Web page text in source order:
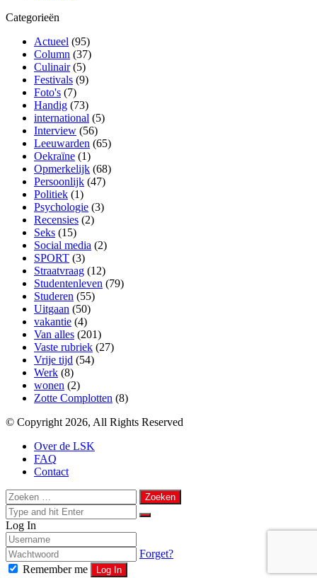
Categorieën
Actueel (95)
Column (37)
Culinair(5)
Festivals (9)
Foto's (7)
Handig (73)
international (5)
Interview (56)
Leeuwarden (65)
Oekraïne (1)
Opmerkelijk (68)
Persoonlijk (47)
Politiek (1)
Psychologie (3)
Recensies (2)
Seks (15)
Social media (2)
SPORT (3)
Straatvraag (12)
Studentenleven (79)
Studeren (55)
Uitgaan (50)
vakantie (4)
Van alles (201)
Vaste rubriek (27)
Vrije tijd (54)
Werk (8)
wonen (2)
Zotte Complotten (8)
© Copyright 2026, All Rights Reserved
Over de LSK
FAQ
Contact
Back
to
top
button
Close
Zoeken
naar:
Close
Search
Close
Log In
Forget?
Remember me
Log In